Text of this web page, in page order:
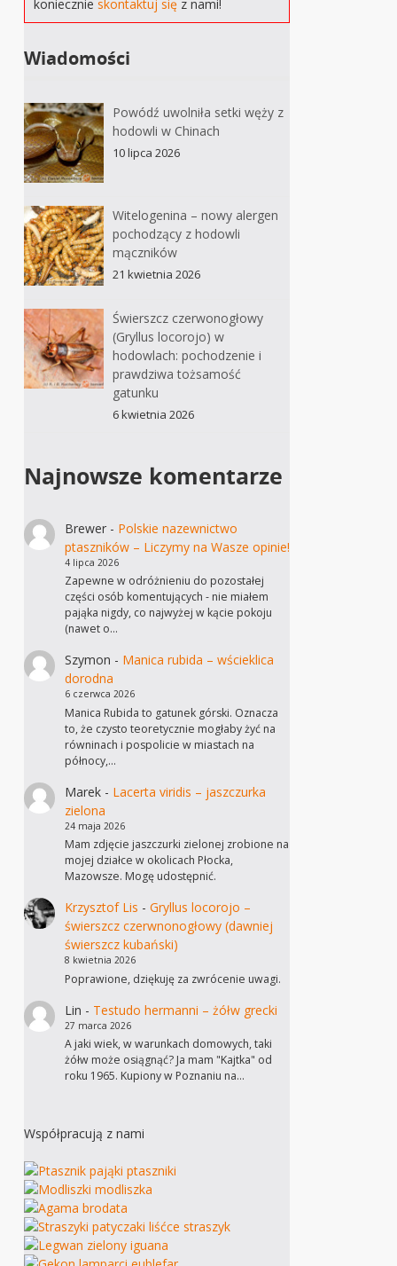
koniecznieskontaktuj się z nami!
Wiadomości
Powódź uwolniła setki węży z
hodowli w Chinach
10 lipca 2026
Witelogenina – nowy alergen
pochodzący z hodowli
mączników
21 kwietnia 2026
Świerszcz czerwonogłowy
(Gryllus locorojo) w
hodowlach: pochodzenie i
prawdziwa tożsamość
gatunku
6 kwietnia 2026
Najnowsze komentarze
Brewer- Polskie nazewnictwo
ptaszników – Liczymy na Wasze opinie!
4 lipca 2026
Zapewne w odróżnieniu do pozostałej
części osób komentujących - nie miałem
pająka nigdy, co najwyżej w kącie pokoju
(nawet o…
Szymon - Manica rubida – wścieklica
dorodna
6 czerwca 2026
Manica Rubida to gatunek górski. Oznacza
to, że czysto teoretycznie mogłaby żyć na
równinach i pospolicie w miastach na
północy,…
Marek- Lacerta viridis – jaszczurka
zielona
24 maja 2026
Mam zdjęcie jaszczurki zielonej zrobione na
mojej działce w okolicach Płocka,
Mazowsze. Mogę udostępnić.
Krzysztof Lis - Gryllus locorojo –
świerszcz czerwnonogłowy (dawniej
świerszcz kubański)
8 kwietnia 2026
Poprawione, dziękuję za zwrócenie uwagi.
Lin - Testudo hermanni – żółw grecki
27 marca 2026
A jaki wiek, w warunkach domowych, taki
żółw może osiągnąć? Ja mam "Kajtka" od
roku 1965. Kupiony w Poznaniu na…
Współpracują z nami